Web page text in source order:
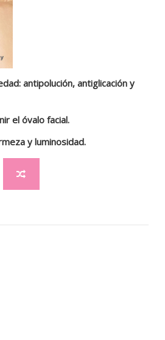
antipolución, antiglicación y
el óvalo facial.
y luminosidad.